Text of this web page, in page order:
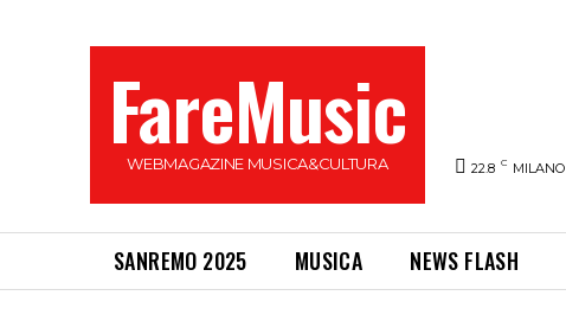
FareMusic
WEBMAGAZINE MUSICA&CULTURA 22.8 C MILANO
SANREMO 2025 MUSICA NEWS FLASH